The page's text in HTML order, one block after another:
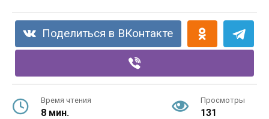
Поделиться в ВКонтакте
Время чтения
8 мин.
Просмотры
131